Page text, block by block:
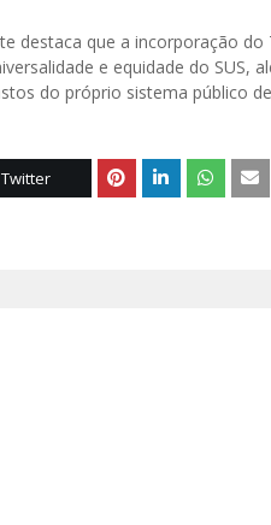
destaca que a incorporação
e equidade do SUS,
do próprio sistema público
Twitter